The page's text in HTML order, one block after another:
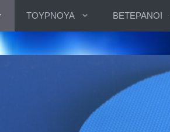
ΤΟΥΡΝΟΥΑ ΒΕΤΕΡΑΝΟΙ